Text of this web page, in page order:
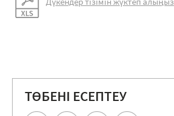
Дүкендер тізімін жүктеп алыңыз
ТӨБЕНІ ЕСЕПТЕУ